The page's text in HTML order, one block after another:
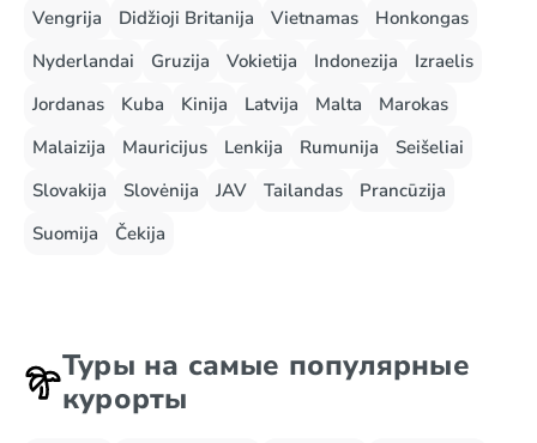
Vengrija
Didžioji Britanija Vietnamas
Honkongas
Nyderlandai
Gruzija Vokietija Indonezija
Izraelis
Jordanas
Kuba Kinija Latvija Malta
Marokas
Malaizija
Mauricijus Lenkija Rumunija
Seišeliai
Slovakija
Slovėnija JAV Tailandas
Prancūzija
Suomija
Čekija
Туры на самые популярные
курорты